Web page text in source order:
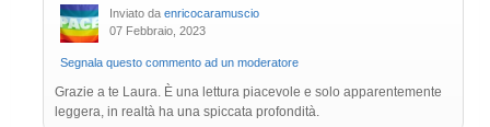
Inviato da enricocaramuscio
07 Febbraio, 2023
Segnala questo commento ad un moderatore
Grazie a te Laura. È una lettura piacevole e solo apparentemente
leggera, in realtà ha una spiccata profondità.